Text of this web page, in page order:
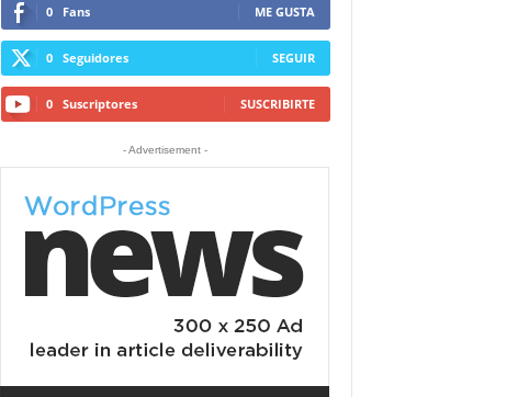
0 Fans ME GUSTA
0 Seguidores SEGUIR
0 Suscriptores SUSCRIBIRTE
- Advertisement -